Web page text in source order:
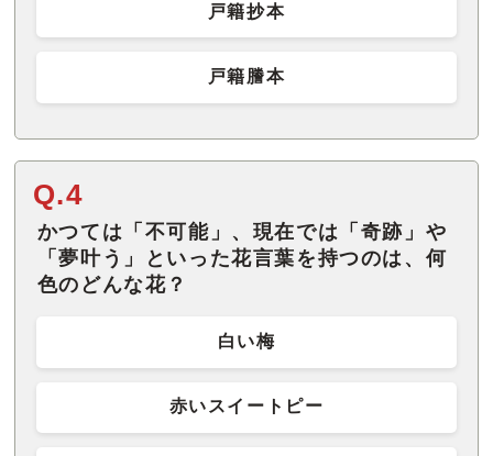
戸籍抄本
戸籍謄本
Q.4
かつては「不可能」、現在では「奇跡」や
「夢叶う」といった花言葉を持つのは、何
色のどんな花？
白い梅
赤いスイートピー